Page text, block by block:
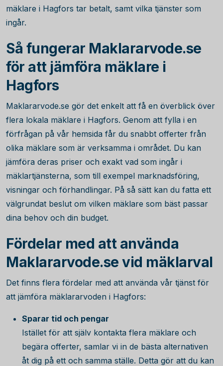
mäklare i Hagfors tar betalt, samt vilka tjänster som
ingår.
Så fungerar Maklararvode.se
för att jämföra mäklare i
Hagfors
Maklararvode.se gör det enkelt att få en överblick över
flera lokala mäklare i Hagfors. Genom att fylla i en
förfrågan på vår hemsida får du snabbt offerter från
olika mäklare som är verksamma i området. Du kan
jämföra deras priser och exakt vad som ingår i
mäklartjänsterna, som till exempel marknadsföring,
visningar och förhandlingar. På så sätt kan du fatta ett
välgrundat beslut om vilken mäklare som bäst passar
dina behov och din budget.
Fördelar med att använda
Maklararvode.se vid mäklarval
Det finns flera fördelar med att använda vår tjänst för
att jämföra mäklararvoden i Hagfors:
Sparar tid och pengar
Istället för att själv kontakta flera mäklare och
begära offerter, samlar vi in de bästa alternativen
åt dig på ett och samma ställe. Detta gör att du kan